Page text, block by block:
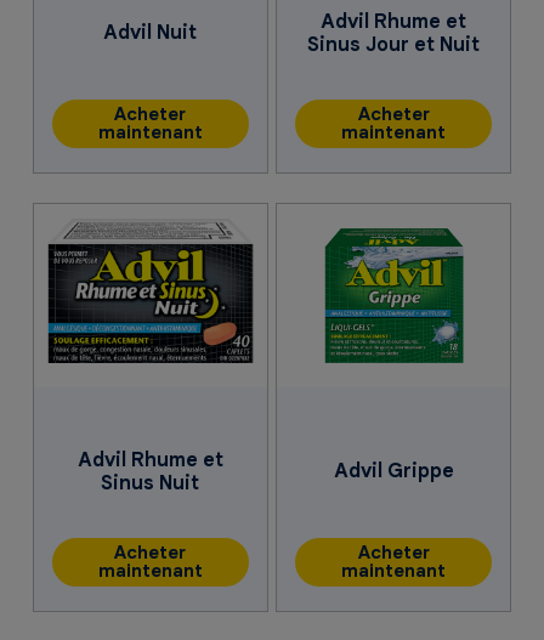
Advil Nuit
Acheter
maintenant
Advil Rhume et
Sinus Jour et Nuit
Acheter
maintenant
Advil Rhume et
Sinus Nuit
Acheter
maintenant
Advil Grippe
Acheter
maintenant